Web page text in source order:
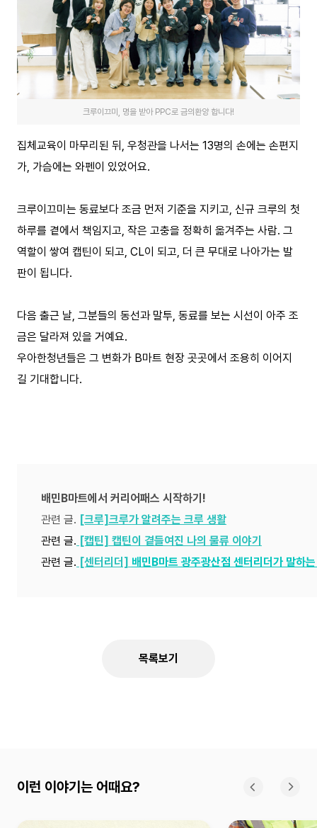
크루이끄미, 명을 받아 PPC로 금의환양 합니다!
집체교육이 마무리된 뒤, 우청관을 나서는 13명의 손에는 손편지
가, 가슴에는 와펜이 있었어요.
크루이끄미는 동료보다 조금 먼저 기준을 지키고, 신규 크루의 첫
하루를 곁에서 책임지고, 작은 고충을 정확히 옮겨주는 사람. 그
역할이 쌓여 캡틴이 되고, CL이 되고, 더 큰 무대로 나아가는 발
판이 됩니다.
다음 출근 날, 그분들의 동선과 말투, 동료를 보는 시선이 아주 조
금은 달라져 있을 거예요.
우아한청년들은 그 변화가 B마트 현장 곳곳에서 조용히 이어지
길 기대합니다.
배민B마트에서 커리어패스 시작하기!
관련 글. [크루]크루가 알려주는 크루 생활
관련 글. [캡틴] 캡틴이 곁들여진 나의 물류 이야기
관련 글. [센터리더] 배민B마트 광주광산점 센터리더가 말하
목록보기
이런 이야기는 어때요?